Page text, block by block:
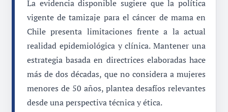
La evidencia disponible sugiere que la política
vigente de tamizaje para el cáncer de mama en
Chile presenta limitaciones frente a la actual
realidad epidemiológica y clínica. Mantener una
estrategia basada en directrices elaboradas hace
más de dos décadas, que no considera a mujeres
menores de 50 años, plantea desafíos relevantes
desde una perspectiva técnica y ética.